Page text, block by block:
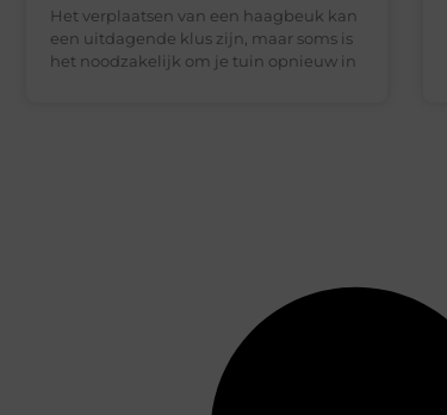
Het verplaatsen van een haagbeuk kan
een uitdagende klus zijn, maar soms is
het noodzakelijk om je tuin opnieuw in